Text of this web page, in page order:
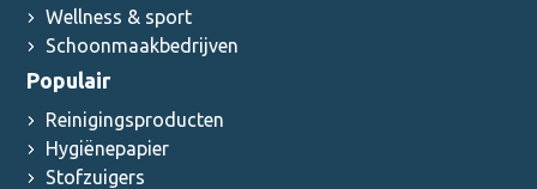
Wellness & sport
Schoonmaakbedrijven
Populair
Reinigingsproducten
Hygiënepapier
Stofzuigers